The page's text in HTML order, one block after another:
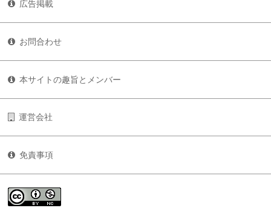
広告掲載
お問合わせ
本サイトの趣旨とメンバー
運営会社
免責事項